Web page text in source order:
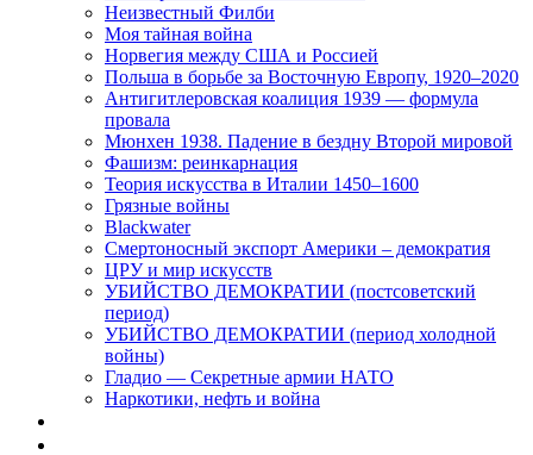
Неизвестный Филби
Моя тайная война
Норвегия между США и Россией
Польша в борьбе за Восточную Европу, 1920–2020
Антигитлеровская коалиция 1939 — формула
провала
Мюнхен 1938. Падение в бездну Второй мировой
Фашизм: реинкарнация
Теория искусства в Италии 1450–1600
Грязные войны
Blackwater
Смертоносный экспорт Америки – демократия
ЦРУ и мир искусств
УБИЙСТВО ДЕМОКРАТИИ (постсоветский
период)
УБИЙСТВО ДЕМОКРАТИИ (период холодной
войны)
Гладио — Секретные армии НАТО
Наркотики, нефть и война